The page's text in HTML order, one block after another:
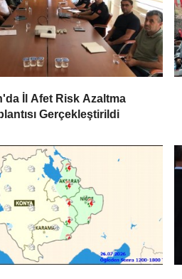
İl Afet Risk Azaltma
Gerçekleştirildi